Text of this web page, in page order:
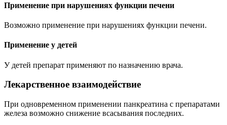
Применение при нарушениях функции печени
Возможно применение при нарушениях функции печени.
Применение у детей
У детей препарат применяют по назначению врача.
Лекарственное взаимодействие
При одновременном применении панкреатина с препаратами
железа возможно снижение всасывания последних.